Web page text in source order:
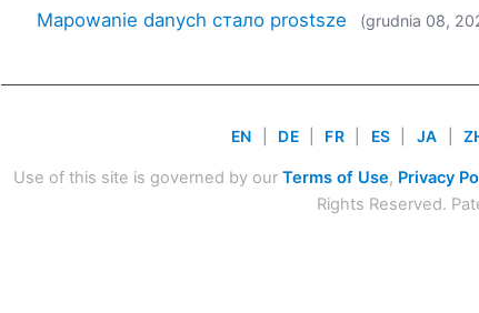
Mapowanie danych стало prostsze (grudnia 08,
EN DE FR ES JA
Use of this site is governed by our Terms of Use, Privacy
Rights Reserved.